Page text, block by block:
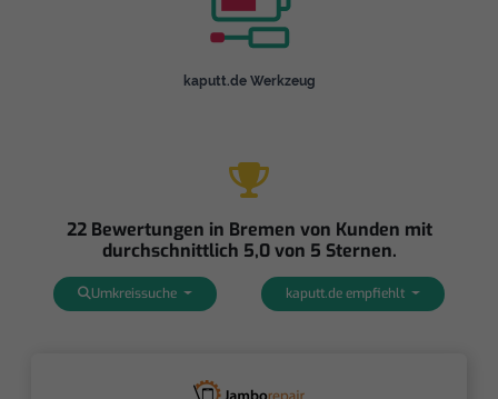
kaputt.de Werkzeug
22 Bewertungen in Bremen von Kunden mit
durchschnittlich 5,0 von 5 Sternen.
Umkreissuche kaputt.de empfiehlt